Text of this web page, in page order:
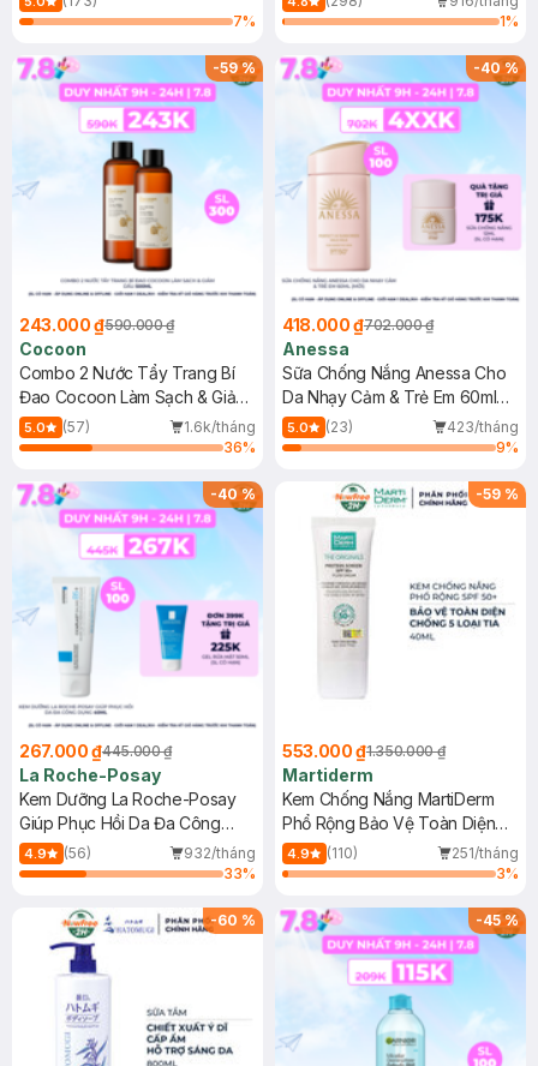
7%
1%
-59%
243.000 ₫590.000 ₫
Cocoon
Combo 2 Nước Tẩy Trang Bí
Đao Cocoon Làm Sạch & Giảm
Dầu 500ml
5.0 (57)
1.6k/tháng
36%
-40%
418.000 ₫702.000 ₫
Anessa
Sữa Chống Nắng Anessa Cho
Da Nhạy Cảm & Trẻ Em 60ml
(Mới)
5.0 (23)
423/tháng
9%
-40%
267.000 ₫445.000 ₫
La Roche-Posay
Kem Dưỡng La Roche-Posay
Giúp Phục Hồi Da Đa Công
Dụng 40ml
4.9 (56)
932/tháng
33%
-59 %
553.000 ₫1.350.000 ₫
Martiderm
Kem Chống Nắng MartiDerm
Phổ Rộng Bảo Vệ Toàn Diện
40ml
4.9 (110)
251/tháng
3%
-60 % -45%